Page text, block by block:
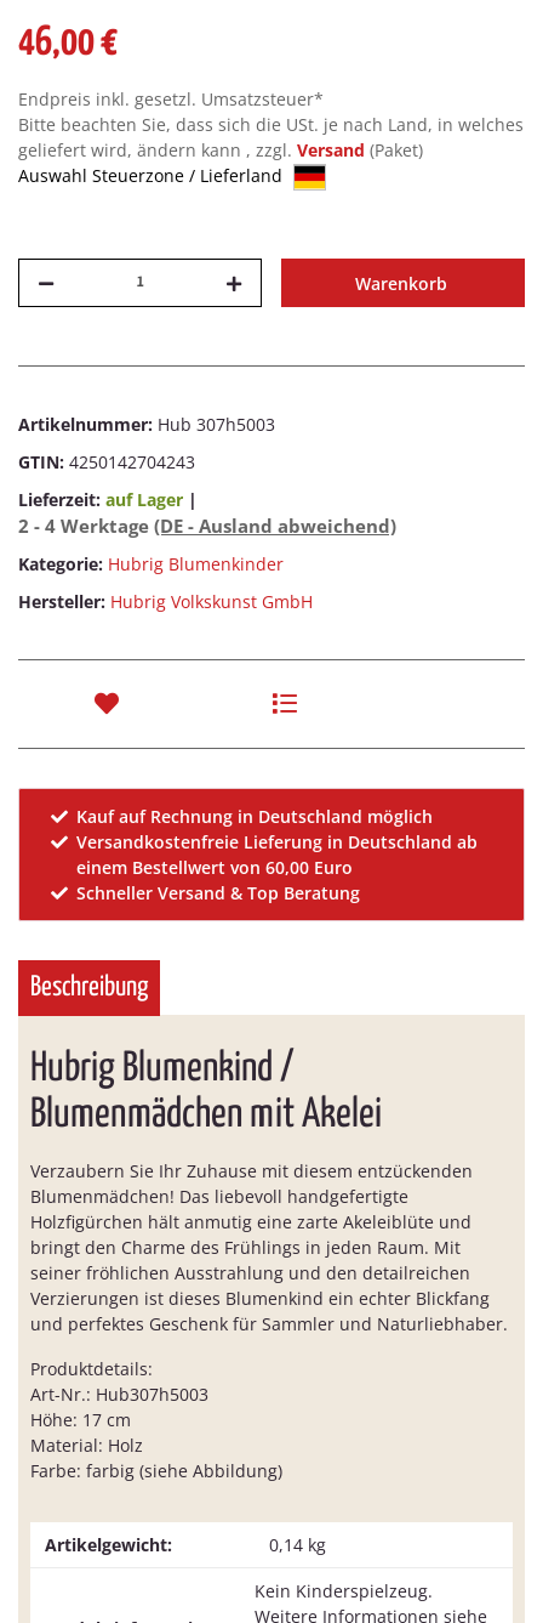
46,00 €
Endpreis inkl. gesetzl. Umsatzsteuer*
Bitte beachten Sie, dass sich die USt. je nach Land, in welches
geliefert wird, ändern kann , zzgl. Versand (Paket)
Auswahl Steuerzone / Lieferland
Warenkorb
Artikelnummer: Hub 307h5003
GTIN: 4250142704243
Lieferzeit: auf Lager |
2 - 4 Werktage (DE - Ausland abweichend)
Kategorie: Hubrig Blumenkinder
Hersteller: Hubrig Volkskunst GmbH
Kauf auf Rechnung in Deutschland möglich
Versandkostenfreie Lieferung in Deutschland ab
einem Bestellwert von 60,00 Euro
Schneller Versand & Top Beratung
Beschreibung
Hubrig Blumenkind /
Blumenmädchen mit Akelei
Verzaubern Sie Ihr Zuhause mit diesem entzückenden
Blumenmädchen! Das liebevoll handgefertigte
Holzfigürchen hält anmutig eine zarte Akeleiblüte und
bringt den Charme des Frühlings in jeden Raum. Mit
seiner fröhlichen Ausstrahlung und den detailreichen
Verzierungen ist dieses Blumenkind ein echter Blickfang
und perfektes Geschenk für Sammler und Naturliebhaber.
Produktdetails:
Art-Nr.: Hub307h5003
Höhe: 17 cm
Material: Holz
Farbe: farbig (siehe Abbildung)
Artikelgewicht: 0,14 kg
Kein Kinderspielzeug.
Weitere Informationen siehe